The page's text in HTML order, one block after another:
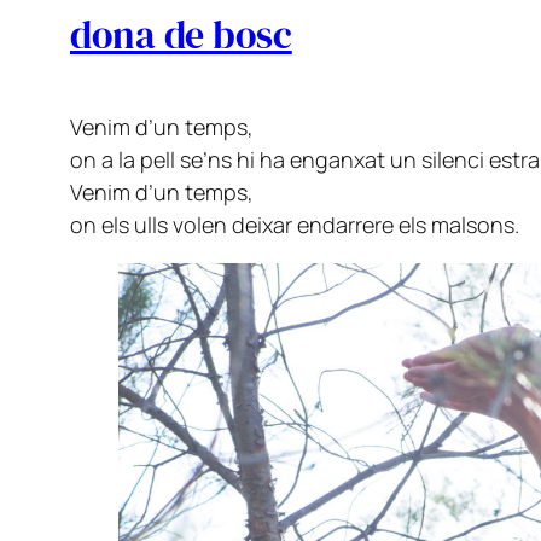
dona de bosc
Venim d’un temps,
on a la pell se’ns hi ha enganxat un silenci
Venim d’un temps,
on els ulls volen deixar endarrere els malsons.